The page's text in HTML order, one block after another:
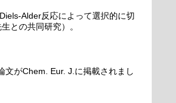
Alder反応によって選択的に切
との共同研究）。
文がChem. Eur. J.に掲載されまし